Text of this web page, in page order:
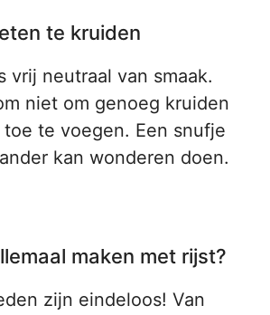
te kruiden
vrij neutraal van smaak.
niet om genoeg kruiden
te voegen. Een snufje
kan wonderen doen.
maken met rijst?
zijn eindeloos! Van